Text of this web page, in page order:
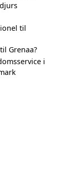
til
Grenaa?
i